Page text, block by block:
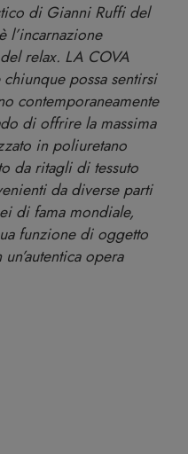
di Gianni Ruffi del
l’incarnazione
relax. LA COVA
possa sentirsi
contemporaneamente
di offrire la massima
in poliuretano
da ritagli di tessuto
da diverse parti
di fama mondiale,
funzione di oggetto
opera